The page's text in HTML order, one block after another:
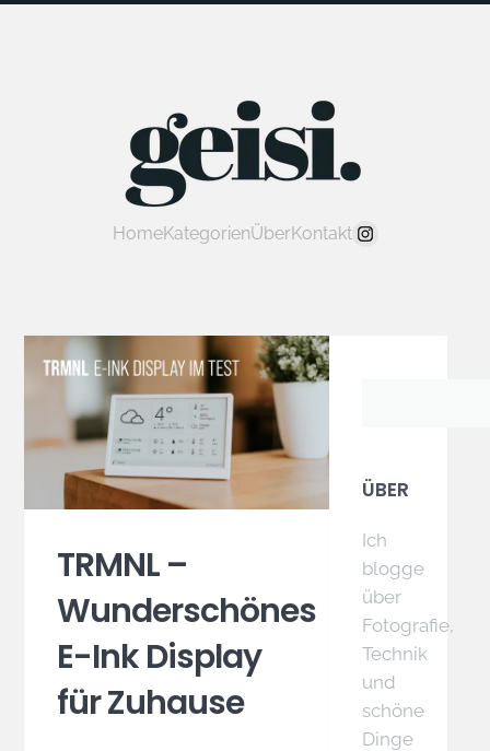
HomeKategorienÜberKontakt
TRMNL –
Wunderschönes
E-Ink Display
für Zuhause
ÜBER
Ich
blogge
über
Fotografie,
Technik
und
schöne
Dinge